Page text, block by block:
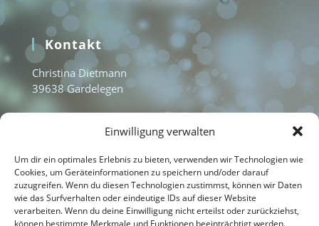
Einwilligung verwalten
Um dir ein optimales Erlebnis zu bieten, verwenden wir Technologien wie
Cookies, um Geräteinformationen zu speichern und/oder darauf
zuzugreifen. Wenn du diesen Technologien zustimmst, können wir Daten
wie das Surfverhalten oder eindeutige IDs auf dieser Website
verarbeiten. Wenn du deine Einwilligung nicht erteilst oder zurückziehst,
können bestimmte Merkmale und Funktionen beeinträchtigt werden.
Kontakt
Christina Dietmann
39638 Gardelegen
info@aquamarine-miniatures.com
Home